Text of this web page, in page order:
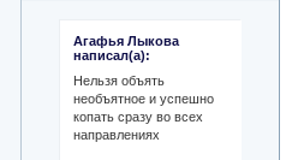
Агафья Лыкова
написал(а):
Нельзя объять
необъятное и успешно
копать сразу во всех
направлениях